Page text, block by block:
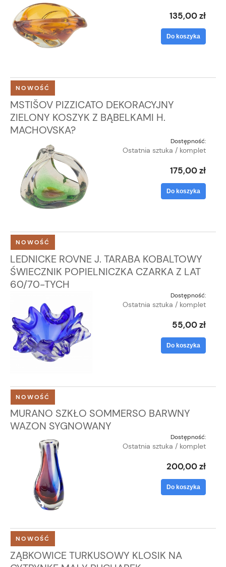
135,00 zł
Do koszyka
MSTIŠOV PIZZICATO DEKORACYJNY
ZIELONY KOSZYK Z BĄBELKAMI H.
MACHOVSKA?
Dostępność:
Ostatnia sztuka / komplet
175,00 zł
Do koszyka
NOWOŚĆ
LEDNICKE ROVNE J. TARABA KOBALTOWY
ŚWIECZNIK POPIELNICZKA CZARKA Z LAT
60/70-TYCH
Dostępność:
Ostatnia sztuka / komplet
55,00 zł
Do koszyka
NOWOŚĆ
MURANO SZKŁO SOMMERSO BARWNY
WAZON SYGNOWANY
Dostępność:
Ostatnia sztuka / komplet
200,00 zł
Do koszyka
NOWOŚĆ
ZĄBKOWICE TURKUSOWY KLOSIK NA
NOWOŚĆ